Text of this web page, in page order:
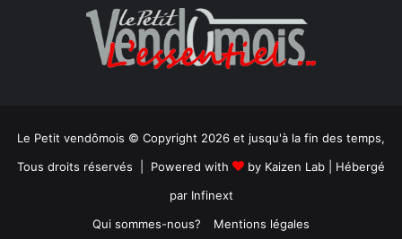
Le Petit vendômois © Copyright 2026 et jusqu'à la fin des temps,
Tous droits réservés | Powered with
by Kaizen Lab | Hébergé
par Infinext
Qui sommes-nous?
Mentions légales